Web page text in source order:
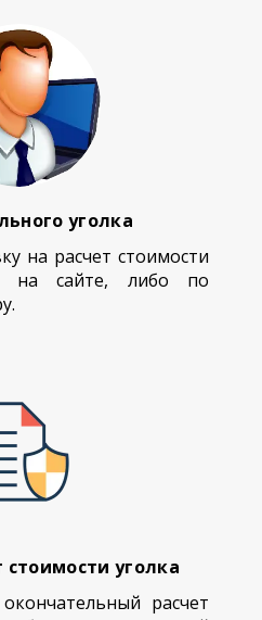
уголка
на расчет стоимости
на сайте, либо по
уголка
расчет